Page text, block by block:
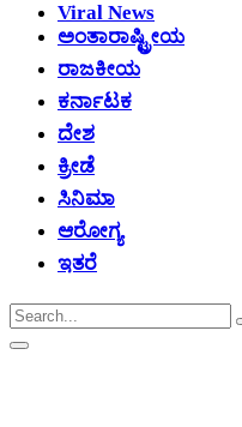
Viral News
ಅಂತಾರಾಷ್ಟ್ರೀಯ
ರಾಜಕೀಯ
ಕರ್ನಾಟಕ
ದೇಶ
ಕ್ರೀಡೆ
ಸಿನಿಮಾ
ಆರೋಗ್ಯ
ಇತರೆ